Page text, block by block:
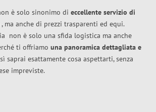
è solo sinonimo di eccellente servizio di
, ma anche di prezzi trasparenti ed equi.
non è solo una sfida logistica ma anche
ti offriamo una panoramica dettagliata e
saprai esattamente cosa aspettarti, senza
impreviste.